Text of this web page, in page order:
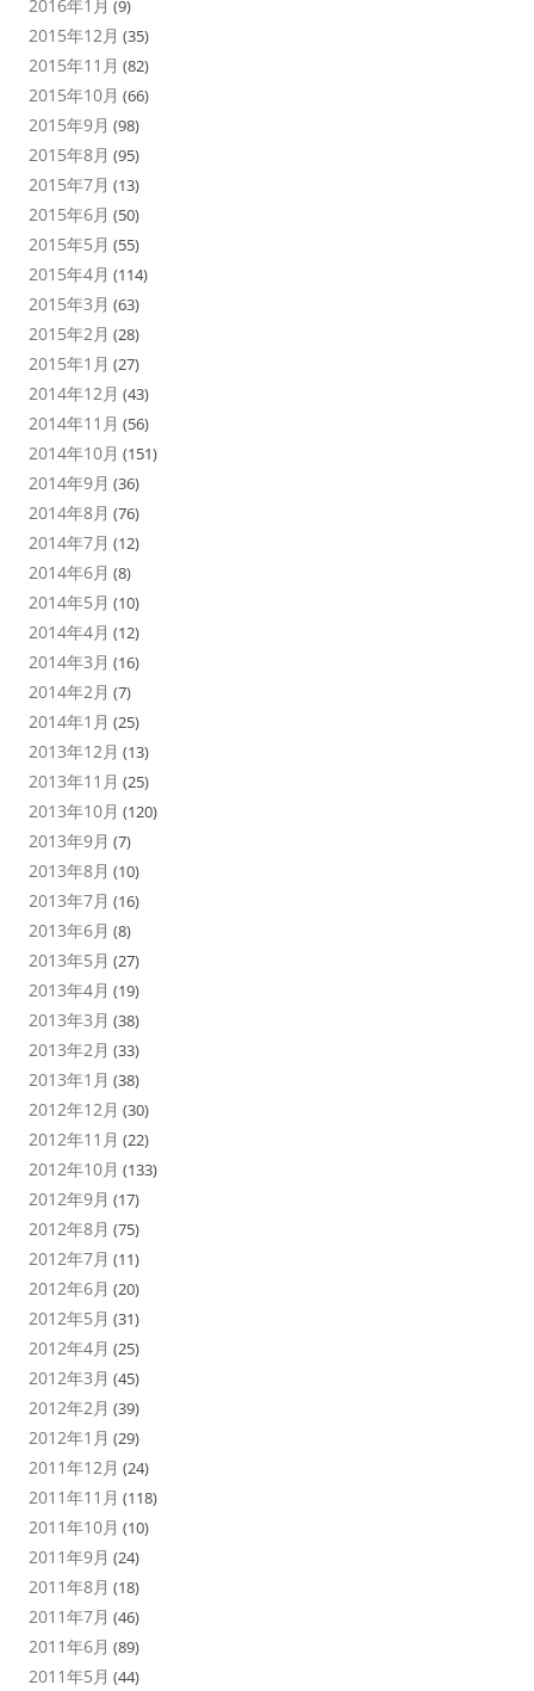
2016年1月 (9)
2015年12月 (35)
2015年11月 (82)
2015年10月 (66)
2015年9月 (98)
2015年8月 (95)
2015年7月 (13)
2015年6月 (50)
2015年5月 (55)
2015年4月 (114)
2015年3月 (63)
2015年2月 (28)
2015年1月 (27)
2014年12月 (43)
2014年11月 (56)
2014年10月 (151)
2014年9月 (36)
2014年8月 (76)
2014年7月 (12)
2014年6月 (8)
2014年5月 (10)
2014年4月 (12)
2014年3月 (16)
2014年2月 (7)
2014年1月 (25)
2013年12月 (13)
2013年11月 (25)
2013年10月 (120)
2013年9月 (7)
2013年8月 (10)
2013年7月 (16)
2013年6月 (8)
2013年5月 (27)
2013年4月 (19)
2013年3月 (38)
2013年2月 (33)
2013年1月 (38)
2012年12月 (30)
2012年11月 (22)
2012年10月 (133)
2012年9月 (17)
2012年8月 (75)
2012年7月 (11)
2012年6月 (20)
2012年5月 (31)
2012年4月 (25)
2012年3月 (45)
2012年2月 (39)
2012年1月 (29)
2011年12月 (24)
2011年11月 (118)
2011年10月 (10)
2011年9月 (24)
2011年8月 (18)
2011年7月 (46)
2011年6月 (89)
2011年5月 (44)